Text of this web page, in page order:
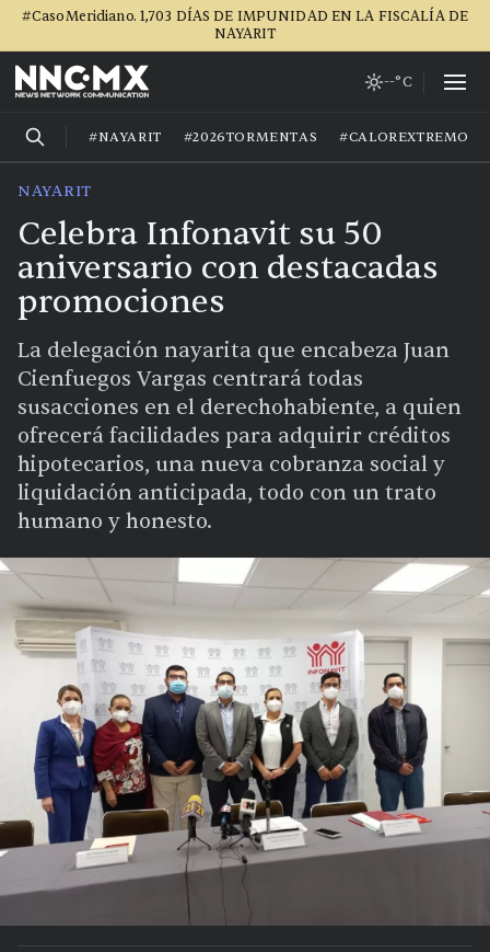
#CasoMeridiano. 1,703 DÍAS DE IMPUNIDAD EN LA FISCALÍA DE
NAYARIT
--°C
#NAYARIT #2026TORMENTAS #CALOREXTREMO
NAYARIT
Celebra Infonavit su 50
aniversario con destacadas
promociones
La delegación nayarita que encabeza Juan
Cienfuegos Vargas centrará todas
susacciones en el derechohabiente, a quien
ofrecerá facilidades para adquirir créditos
hipotecarios, una nueva cobranza social y
liquidación anticipada, todo con un trato
humano y honesto.